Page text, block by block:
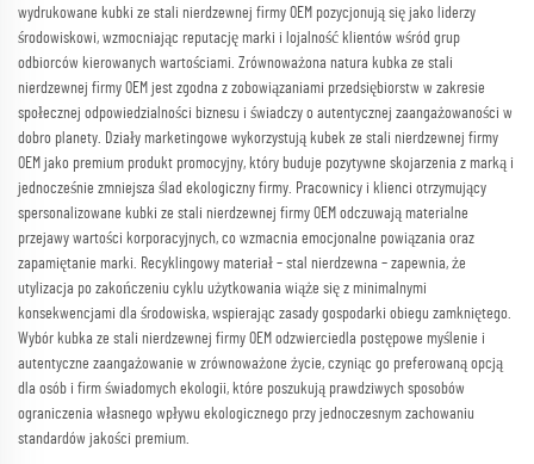
wydrukowane kubki ze stali nierdzewnej firmy OEM pozycjonują się jako liderzy
środowiskowi, wzmocniając reputację marki i lojalność klientów wśród grup
odbiorców kierowanych wartościami. Zrównoważona natura kubka ze stali
nierdzewnej firmy OEM jest zgodna z zobowiązaniami przedsiębiorstw w zakresie
społecznej odpowiedzialności biznesu i świadczy o autentycznej zaangażowaności w
dobro planety. Działy marketingowe wykorzystują kubek ze stali nierdzewnej firmy
OEM jako premium produkt promocyjny, który buduje pozytywne skojarzenia z marką i
jednocześnie zmniejsza ślad ekologiczny firmy. Pracownicy i klienci otrzymujący
spersonalizowane kubki ze stali nierdzewnej firmy OEM odczuwają materialne
przejawy wartości korporacyjnych, co wzmacnia emocjonalne powiązania oraz
zapamiętanie marki. Recyklingowy materiał – stal nierdzewna – zapewnia, że
utylizacja po zakończeniu cyklu użytkowania wiąże się z minimalnymi
konsekwencjami dla środowiska, wspierając zasady gospodarki obiegu zamkniętego.
Wybór kubka ze stali nierdzewnej firmy OEM odzwierciedla postępowe myślenie i
autentyczne zaangażowanie w zrównoważone życie, czyniąc go preferowaną opcją
dla osób i firm świadomych ekologii, które poszukują prawdziwych sposobów
ograniczenia własnego wpływu ekologicznego przy jednoczesnym zachowaniu
standardów jakości premium.